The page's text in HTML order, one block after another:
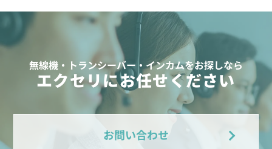
無線機・トランシーバー・インカムをお探しなら
エクセリにお任せください
お問い合わせ